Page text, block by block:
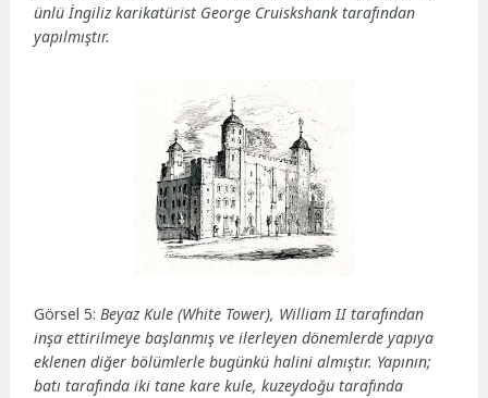
ünlü İngiliz karikatürist George Cruiskshank tarafından
yapılmıştır.
Görsel 5: Beyaz Kule (White Tower), William II tarafından
inşa ettirilmeye başlanmış ve ilerleyen dönemlerde yapıya
eklenen diğer bölümlerle bugünkü halini almıştır. Yapının;
batı tarafında iki tane kare kule, kuzeydoğu tarafında